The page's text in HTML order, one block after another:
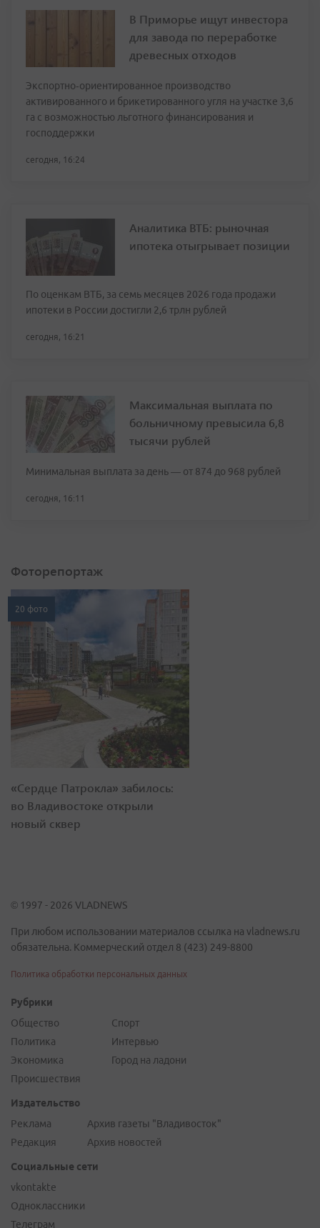
В Приморье ищут инвестора
для завода по переработке
древесных отходов
Экспортно‑ориентированное производство
активированного и брикетированного угля на участке 3,6
га с возможностью льготного финансирования и
господдержки
сегодня, 16:24
Аналитика ВТБ: рыночная
ипотека отыгрывает позиции
По оценкам ВТБ, за семь месяцев 2026 года продажи
ипотеки в России достигли 2,6 трлн рублей
сегодня, 16:21
Максимальная выплата по
больничному превысила 6,8
тысячи рублей
Минимальная выплата за день — от 874 до 968 рублей
сегодня, 16:11
Фоторепортаж
20 фото
«Сердце Патрокла» забилось:
во Владивостоке открыли
новый сквер
© 1997 - 2026 VLADNEWS
При любом использовании материалов ссылка на vladnews.ru
обязательна. Коммерческий отдел 8 (423) 249-8800
Политика обработки персональных данных
Рубрики
Общество
Политика
Экономика
Происшествия
Спорт
Интервью
Город на ладони
Издательство
Реклама
Редакция
Архив газеты "Владивосток"
Архив новостей
Социальные сети
vkontakte
Одноклассники
Телеграм